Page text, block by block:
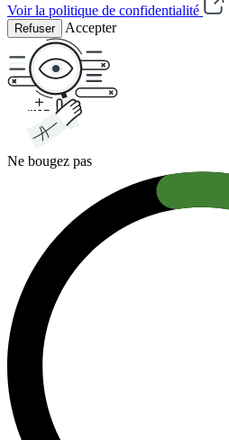
Voir la politique de confidentialité
Refuser Accepter
Ne bougez pas